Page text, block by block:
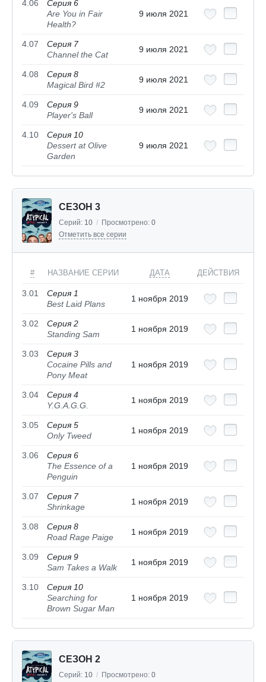
4.06
Серия 6
Are You in Fair
Health?
9 июля 2021
4.07
Серия 7
Channel the Cat
9 июля 2021
4.08
Серия 8
Magical Bird #2
9 июля 2021
4.09
Серия 9
Player's Ball
9 июля 2021
4.10
Серия 10
Dessert at Olive
Garden
9 июля 2021
СЕЗОН 3
Серий: 10 / Просмотрено: 0
Отметить все серии
# НАЗВАНИЕ СЕРИИ ДАТА ДЕЙСТВИЯ
3.01
Серия 1
Best Laid Plans
1 ноября 2019
3.02
Серия 2
Standing Sam
1 ноября 2019
3.03
Серия 3
Cocaine Pills and
Pony Meat
1 ноября 2019
3.04
Серия 4
Y.G.A.G.G.
1 ноября 2019
3.05
Серия 5
Only Tweed
1 ноября 2019
3.06
Серия 6
The Essence of a
Penguin
1 ноября 2019
3.07
Серия 7
Shrinkage
1 ноября 2019
3.08
Серия 8
Road Rage Paige
1 ноября 2019
3.09
Серия 9
Sam Takes a Walk
1 ноября 2019
3.10
Серия 10
Searching for
Brown Sugar Man
1 ноября 2019
СЕЗОН 2
Серий: 10 / Просмотрено: 0